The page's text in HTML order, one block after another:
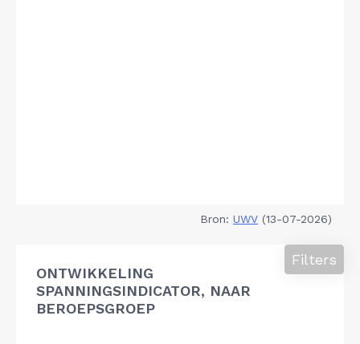
Bron: UWV (13-07-2026)
ONTWIKKELING
SPANNINGSINDICATOR, NAAR
BEROEPSGROEP
Filters